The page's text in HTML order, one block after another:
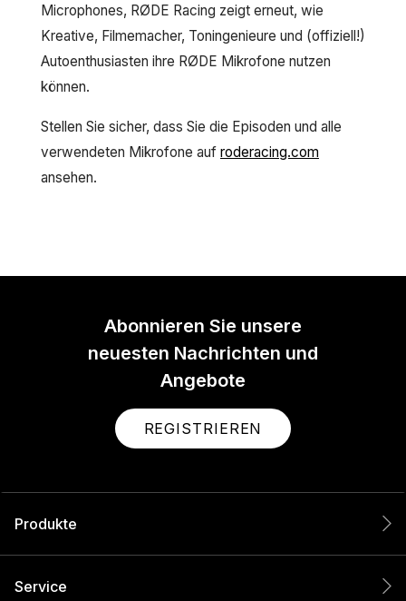
Microphones, RØDE Racing zeigt erneut, wie
Kreative, Filmemacher, Toningenieure und (offiziell!)
Autoenthusiasten ihre RØDE Mikrofone nutzen
können.
Stellen Sie sicher, dass Sie die Episoden und alle
verwendeten Mikrofone auf roderacing.com
ansehen.
Abonnieren Sie unsere
neuesten Nachrichten und
Angebote
REGISTRIEREN
Produkte
Service